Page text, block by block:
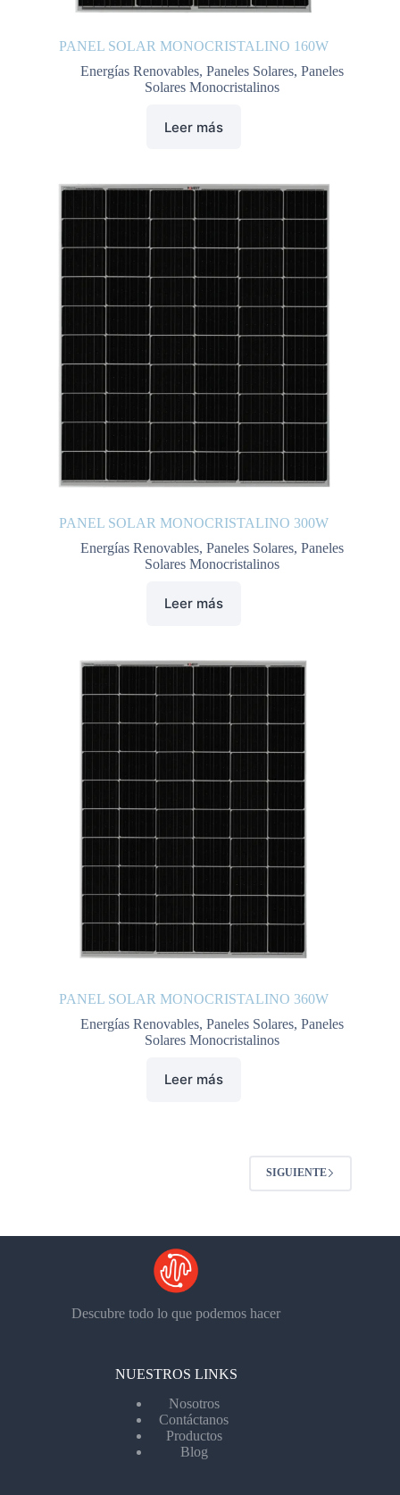
PANEL SOLAR MONOCRISTALINO 160W
Energías Renovables, Paneles Solares, Paneles
Solares Monocristalinos
Leer más
PANEL SOLAR MONOCRISTALINO 300W
Energías Renovables, Paneles Solares, Paneles
Solares Monocristalinos
Leer más
PANEL SOLAR MONOCRISTALINO 360W
Energías Renovables, Paneles Solares, Paneles
Solares Monocristalinos
Leer más
SIGUIENTE
Descubre todo lo que podemos hacer
NUESTROS LINKS
Nosotros
Contáctanos
Productos
Blog